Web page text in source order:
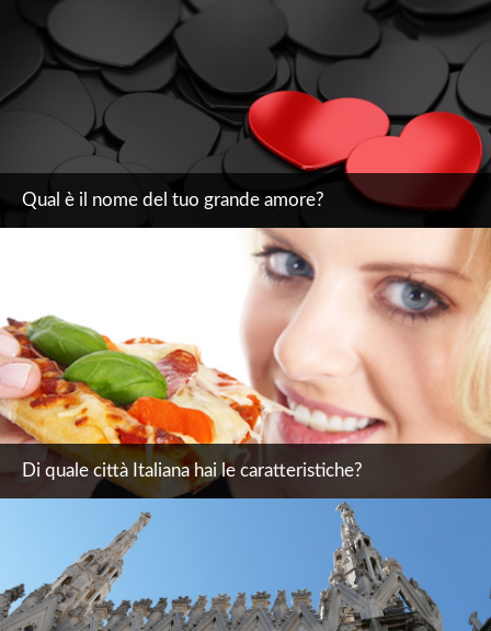
Qual è il nome del tuo grande amore?
Di quale città Italiana hai le caratteristiche?